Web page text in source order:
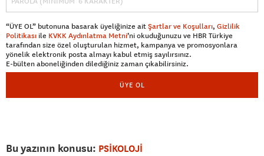
“ÜYE OL” butonuna basarak üyeliğinize aitŞartlar ve Koşulları, Gizlilik
Politikası ile KVKK Aydınlatma Metni’ni okuduğunuzu ve HBR Türkiye
tarafından size özel oluşturulan hizmet, kampanya ve promosyonlara
yönelik elektronik posta almayı kabul etmiş sayılırsınız.
E-bülten aboneliğinden dilediğiniz zaman çıkabilirsiniz.
ÜYE OL
Bu yazının konusu: PSİKOLOJİ